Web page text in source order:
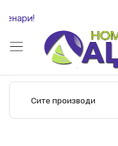
Сите производи